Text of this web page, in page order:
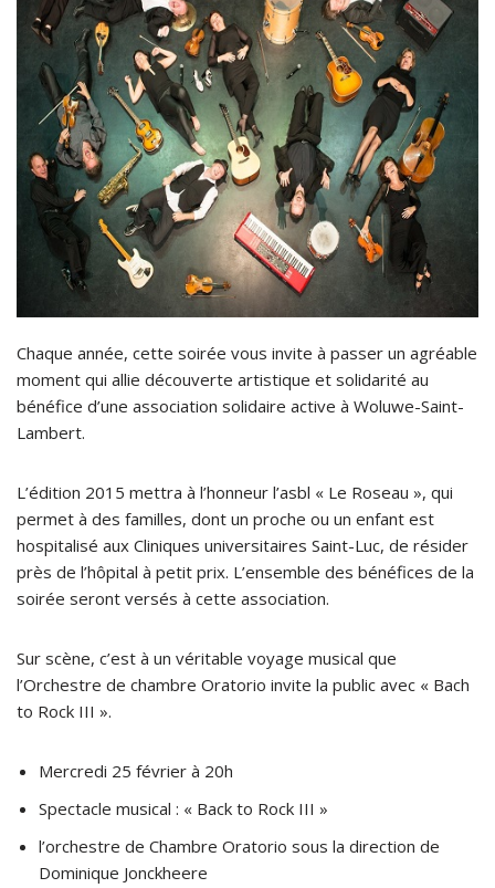
Chaque année, cette soirée vous invite à passer un agréable
moment qui allie découverte artistique et solidarité au
bénéfice d’une association solidaire active à Woluwe-Saint-
Lambert.
L’édition 2015 mettra à l’honneur l’asbl « Le Roseau », qui
permet à des familles, dont un proche ou un enfant est
hospitalisé aux Cliniques universitaires Saint-Luc, de résider
près de l’hôpital à petit prix. L’ensemble des bénéfices de la
soirée seront versés à cette association.
Sur scène, c’est à un véritable voyage musical que
l’Orchestre de chambre Oratorio invite la public avec « Bach
to Rock III ».
Mercredi 25 février à 20h
Spectacle musical : « Back to Rock III »
l’orchestre de Chambre Oratorio sous la direction de
Dominique Jonckheere